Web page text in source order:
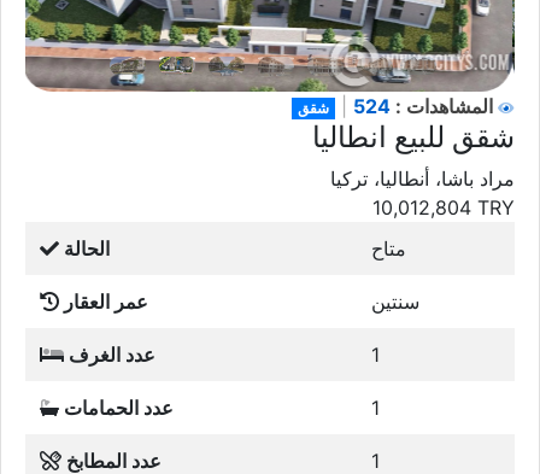
شقق المشاهدات :
شقق للبيع انطاليا
مراد باشا، أنطاليا، تركيا
10,012,804 TRY
الحالة
متاح
عمر العقار سنتين
عدد الغرف 1
عدد الحمامات 1
عدد المطابخ 1